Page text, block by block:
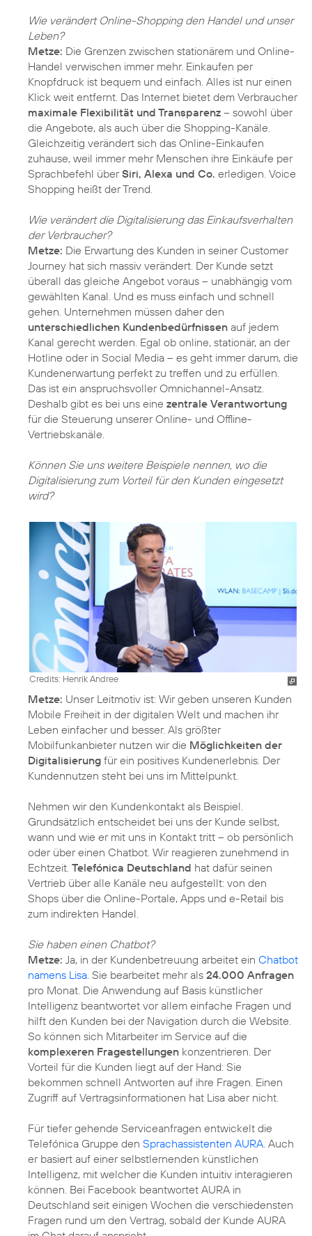
Wie verändert Online-Shopping den Handel und unser
Leben?
Metze: Die Grenzen zwischen stationärem und Online-
Handel verwischen immer mehr. Einkaufen per
Knopfdruck ist bequem und einfach. Alles ist nur einen
Klick weit entfernt. Das Internet bietet dem Verbraucher
maximale Flexibilität und Transparenz – sowohl über
die Angebote, als auch über die Shopping-Kanäle.
Gleichzeitig verändert sich das Online-Einkaufen
zuhause, weil immer mehr Menschen ihre Einkäufe per
Sprachbefehl überSiri, Alexa und Co. erledigen. Voice
Shopping heißt der Trend.
Wie verändert die Digitalisierung das Einkaufsverhalten
der Verbraucher?
Metze: Die Erwartung des Kunden in seiner Customer
Journey hat sich massiv verändert. Der Kunde setzt
überall das gleiche Angebot voraus – unabhängig vom
gewählten Kanal. Und es muss einfach und schnell
gehen. Unternehmen müssen daher den
unterschiedlichen Kundenbedürfnissen auf jedem
Kanal gerecht werden. Egal ob online, stationär, an der
Hotline oder in Social Media – es geht immer darum, die
Kundenerwartung perfekt zu treffen und zu erfüllen.
Das ist ein anspruchsvoller Omnichannel-Ansatz.
Deshalb gibt es bei uns eine zentrale Verantwortung
für die Steuerung unserer Online- und Offline-
Vertriebskanäle.
Können Sie uns weitere Beispiele nennen, wo die
Digitalisierung zum Vorteil für den Kunden eingesetzt
wird?
Credits: Henrik Andree
Metze: Unser Leitmotiv ist: Wir geben unseren Kunden
Mobile Freiheit in der digitalen Welt und machen ihr
Leben einfacher und besser. Als größter
Mobilfunkanbieter nutzen wir die Möglichkeiten der
Digitalisierung für ein positives Kundenerlebnis. Der
Kundennutzen steht bei uns im Mittelpunkt.
Nehmen wir den Kundenkontakt als Beispiel.
Grundsätzlich entscheidet bei uns der Kunde selbst,
wann und wie er mit uns in Kontakt tritt – ob persönlich
oder über einen Chatbot. Wir reagieren zunehmend in
Echtzeit. Telefónica Deutschland hat dafür seinen
Vertrieb über alle Kanäle neu aufgestellt: von den
Shops über die Online-Portale, Apps und e-Retail bis
zum indirekten Handel.
Sie haben einen Chatbot?
Metze: Ja, in der Kundenbetreuung arbeitet ein Chatbot
namens Lisa. Sie bearbeitet mehr als 24.000 Anfragen
pro Monat. Die Anwendung auf Basis künstlicher
Intelligenz beantwortet vor allem einfache Fragen und
hilft den Kunden bei der Navigation durch die Website.
So können sich Mitarbeiter im Service auf die
komplexeren Fragestellungen konzentrieren. Der
Vorteil für die Kunden liegt auf der Hand: Sie
bekommen schnell Antworten auf ihre Fragen. Einen
Zugriff auf Vertragsinformationen hat Lisa aber nicht.
Für tiefer gehende Serviceanfragen entwickelt die
Telefónica Gruppe den Sprachassistenten AURA. Auch
er basiert auf einer selbstlernenden künstlichen
Intelligenz, mit welcher die Kunden intuitiv interagieren
können. Bei Facebook beantwortet AURA in
Deutschland seit einigen Wochen die verschiedensten
Fragen rund um den Vertrag, sobald der Kunde AURA